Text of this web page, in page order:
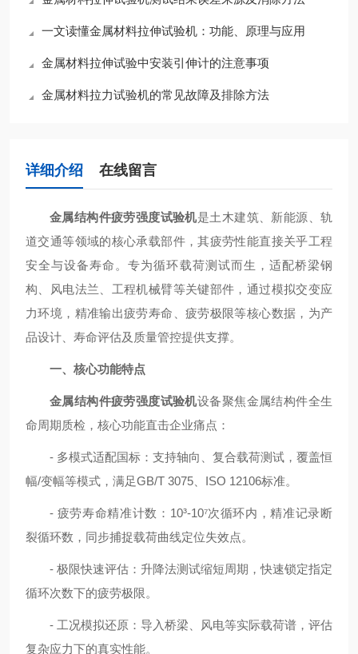
一文读懂金属材料拉伸试验机：功能、原理与应用​
金属材料拉伸试验中安装引伸计的注意事项
金属材料拉力试验机的常见故障及排除方法
详细介绍 在线留言
金属结构件疲劳强度试验机是土木建筑、新能源、轨
道交通等领域的核心承载部件，其疲劳性能直接关乎工程
安全与设备寿命。专为循环载荷测试而生，适配桥梁钢
构、风电法兰、工程机械臂等关键部件，通过模拟交变应
力环境，精准输出疲劳寿命、疲劳极限等核心数据，为产
品设计、寿命评估及质量管控提供支撑。
一、核心功能特点
金属结构件疲劳强度试验机设备聚焦金属结构件全生
命周期质检，核心功能直击企业痛点：
- 多模式适配国标：支持轴向、复合载荷测试，覆盖恒
幅/变幅等模式，满足GB/T 3075、ISO 12106标准。
- 疲劳寿命精准计数：10³-10⁷次循环内，精准记录断
裂循环数，同步捕捉载荷曲线定位失效点。
- 极限快速评估：升降法测试缩短周期，快速锁定指定
循环次数下的疲劳极限。
- 工况模拟还原：导入桥梁、风电等实际载荷谱，评估
复杂应力下的真实性能。